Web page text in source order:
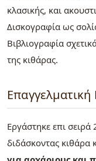
κλασικής, και
Δισκογραφία ως
Βιβλιογραφία
της κιθάρας.
Επαγγελματική
Εργάστηκε επι
διδάσκοντας κιθάρα